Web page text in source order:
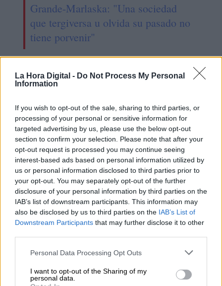
La Hora Digital - Do Not Process My Personal
Information
If you wish to opt-out of the sale, sharing to third parties, or
processing of your personal or sensitive information for
targeted advertising by us, please use the below opt-out
section to confirm your selection. Please note that after your
opt-out request is processed you may continue seeing
interest-based ads based on personal information utilized by
us or personal information disclosed to third parties prior to
your opt-out. You may separately opt-out of the further
disclosure of your personal information by third parties on the
IAB’s list of downstream participants. This information may
also be disclosed by us to third parties on the IAB’s List of
Downstream Participants that may further disclose it to other
Personal Data Processing Opt Outs
I want to opt-out of the Sharing of my
personal data.
Grande-Marlaska: "Una sociedad
que tergiversa u olvida su pasado no
tiene porvenir"
La Policía Nacional y la Guardia
Civil recibirán 396 millones para
situarse a la vanguardia de la
sostenibilidad y la eficiencia